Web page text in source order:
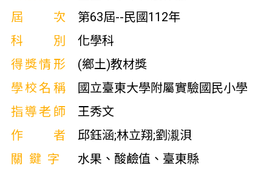
屆次
第63屆--民國112年
科別
化學科
得獎情形
(鄉土)教材獎
學校名稱
國立臺東大學附屬實驗國民小學
指導老師
王秀文
作者
邱鈺涵;林立翔;劉瀙浿
關鍵字
水果、酸鹼值、臺東縣